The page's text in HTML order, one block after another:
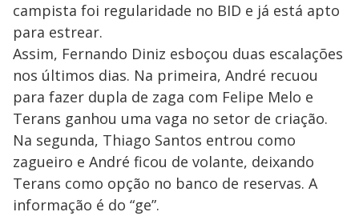
campista foi regularidade no BID e já está apto
para estrear.
Assim, Fernando Diniz esboçou duas escalações
nos últimos dias. Na primeira, André recuou
para fazer dupla de zaga com Felipe Melo e
Terans ganhou uma vaga no setor de criação.
Na segunda, Thiago Santos entrou como
zagueiro e André ficou de volante, deixando
Terans como opção no banco de reservas. A
informação é do “ge”.